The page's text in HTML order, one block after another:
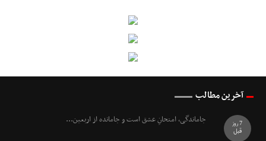
آخرین مطالب
جاماندگی، امتحانِ عشق است و جامانده از اربعین...
7 روز
قبل